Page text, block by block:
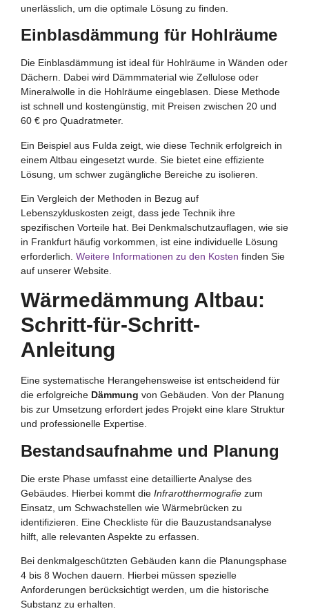
unerlässlich, um die optimale Lösung zu finden.
Einblasdämmung für Hohlräume
Die Einblasdämmung ist ideal für Hohlräume in Wänden oder
Dächern. Dabei wird Dämmmaterial wie Zellulose oder
Mineralwolle in die Hohlräume eingeblasen. Diese Methode
ist schnell und kostengünstig, mit Preisen zwischen 20 und
60 € pro Quadratmeter.
Ein Beispiel aus Fulda zeigt, wie diese Technik erfolgreich in
einem Altbau eingesetzt wurde. Sie bietet eine effiziente
Lösung, um schwer zugängliche Bereiche zu isolieren.
Ein Vergleich der Methoden in Bezug auf
Lebenszykluskosten zeigt, dass jede Technik ihre
spezifischen Vorteile hat. Bei Denkmalschutzauflagen, wie sie
in Frankfurt häufig vorkommen, ist eine individuelle Lösung
erforderlich. Weitere Informationen zu den Kosten finden Sie
auf unserer Website.
Wärmedämmung Altbau:
Schritt-für-Schritt-
Anleitung
Eine systematische Herangehensweise ist entscheidend für
die erfolgreiche Dämmung von Gebäuden. Von der Planung
bis zur Umsetzung erfordert jedes Projekt eine klare Struktur
und professionelle Expertise.
Bestandsaufnahme und Planung
Die erste Phase umfasst eine detaillierte Analyse des
Gebäudes. Hierbei kommt die Infrarotthermografie zum
Einsatz, um Schwachstellen wie Wärmebrücken zu
identifizieren. Eine Checkliste für die Bauzustandsanalyse
hilft, alle relevanten Aspekte zu erfassen.
Bei denkmalgeschützten Gebäuden kann die Planungsphase
4 bis 8 Wochen dauern. Hierbei müssen spezielle
Anforderungen berücksichtigt werden, um die historische
Substanz zu erhalten.